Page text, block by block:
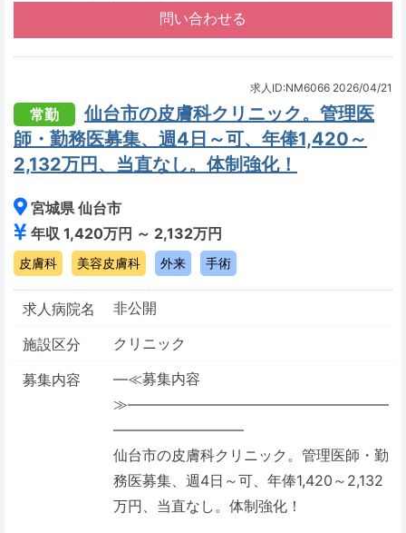
求人ID:NM6066 2026/04/21
常勤
仙台市の皮膚科クリニック。管理医
師・勤務医募集、週4日～可、年俸1,420～
2,132万円、当直なし。体制強化！
宮城県 仙台市
年収 1,420万円 ～ 2,132万円
皮膚科 美容皮膚科 外来 手術
求人病院名
非公開
施設区分
クリニック
募集内容
―≪募集内容
≫――――――――――――――――――
―――――――――
仙台市の皮膚科クリニック。管理医師・勤
務医募集、週4日～可、年俸1,420～2,132
万円、当直なし。体制強化！